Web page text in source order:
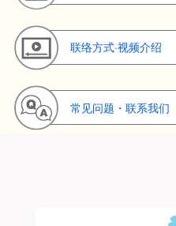
联络方式·视频介绍
常见问题・联系我们